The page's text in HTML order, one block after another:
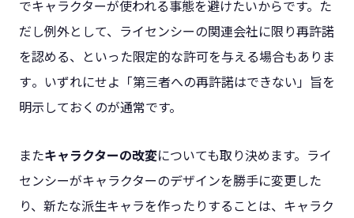
でキャラクターが使われる事態を避けたいからです。た
だし例外として、ライセンシーの関連会社に限り再許諾
を認める、といった限定的な許可を与える場合もありま
す​。いずれにせよ「第三者への再許諾はできない」旨を
明示しておくのが通常です。
またキャラクターの改変についても取り決めます。ライ
センシーがキャラクターのデザインを勝手に変更した
り、新たな派生キャラを作ったりすることは、キャラク